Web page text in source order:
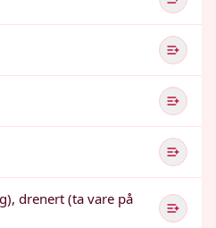
drenert (ta vare på